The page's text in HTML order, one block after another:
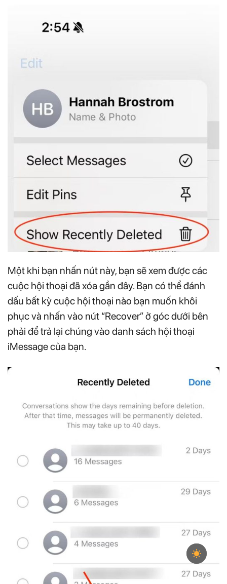
Một khi bạn nhấn nút này, bạn sẽ xem được các
cuộc hội thoại đã xóa gần đây. Bạn có thể đánh
dấu bất kỳ cuộc hội thoại nào bạn muốn khôi
phục và nhấn vào nút “Recover” ở góc dưới bên
phải để trả lại chúng vào danh sách hội thoại
iMessage của bạn.